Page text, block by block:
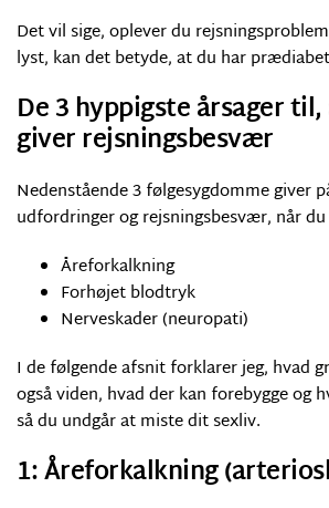
Det vil sige, oplever du
lyst, kan det betyde, at du har
De 3 hyppigste årsager
giver rejsningsbesvær
Nedenstående 3 følgesygdomme giver
udfordringer og rejsningsbesvær, når
Åreforkalkning
Forhøjet blodtryk
Nerveskader (neuropati)
I de følgende afsnit forklarer jeg, hvad
også viden, hvad der kan forebygge og
så du undgår at miste dit sexliv.
1: Åreforkalkning